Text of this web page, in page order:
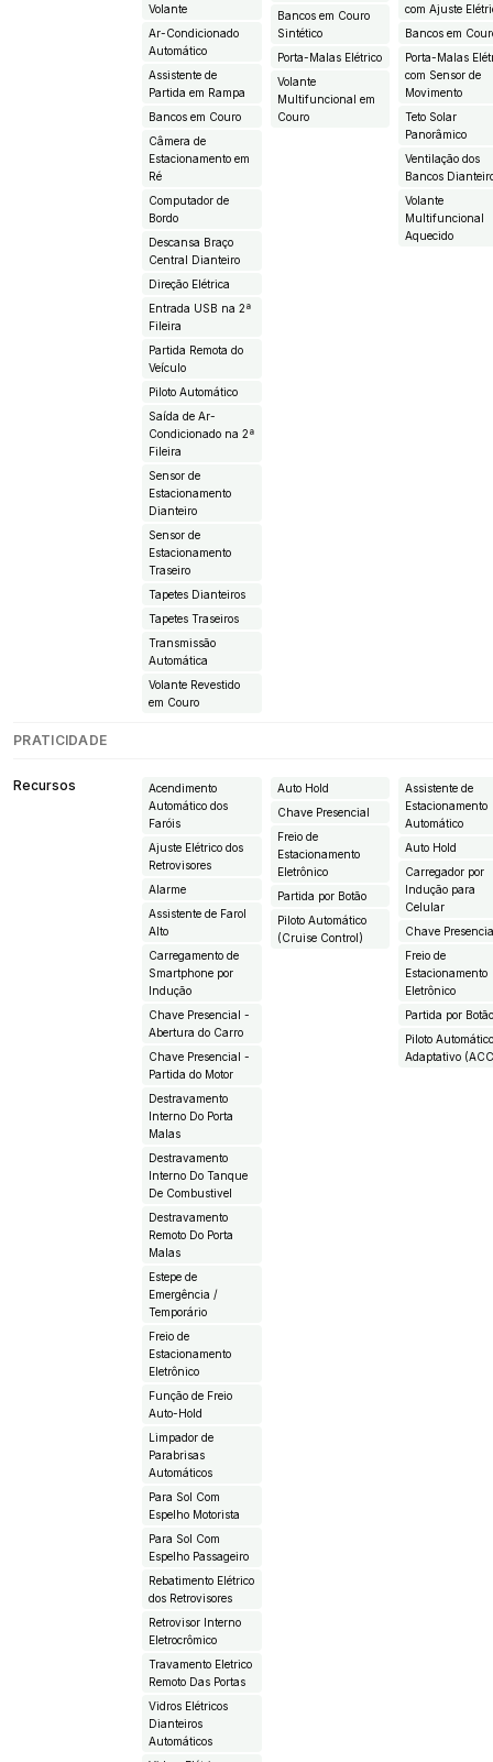
Volante
Ar-Condicionado
Automático
Assistente de
Partida em Rampa
Bancos em Couro
Câmera de
Estacionamento em
Ré
Computador de
Bordo
Descansa Braço
Central Dianteiro
Direção Elétrica
Entrada USB na 2ª
Fileira
Partida Remota do
Veículo
Piloto Automático
Saída de Ar-
Condicionado na 2ª
Fileira
Sensor de
Estacionamento
Dianteiro
Sensor de
Estacionamento
Traseiro
Tapetes Dianteiros
Tapetes Traseiros
Transmissão
Automática
Volante Revestido
em Couro
Bancos em Couro
Sintético
Porta-Malas Elétrico
Volante
Multifuncional em
Couro
com Ajuste
Bancos em
Porta-Malas
com Sensor de
Movimento
Teto Solar
Panorâmico
Ventilação dos
Bancos
Volante
Multifuncional
Aquecido
PRATICIDADE
Recursos
Acendimento
Automático dos
Faróis
Ajuste Elétrico dos
Retrovisores
Alarme
Assistente de Farol
Alto
Carregamento de
Smartphone por
Indução
Chave Presencial -
Abertura do Carro
Chave Presencial -
Partida do Motor
Destravamento
Interno Do Porta
Malas
Destravamento
Interno Do Tanque
De Combustivel
Destravamento
Remoto Do Porta
Malas
Estepe de
Emergência /
Temporário
Freio de
Estacionamento
Eletrônico
Função de Freio
Auto-Hold
Limpador de
Parabrisas
Automáticos
Para Sol Com
Espelho Motorista
Para Sol Com
Espelho Passageiro
Rebatimento Elétrico
dos Retrovisores
Retrovisor Interno
Eletrocrômico
Travamento Eletrico
Remoto Das Portas
Vidros Elétricos
Dianteiros
Automáticos
Auto Hold
Chave Presencial
Freio de
Estacionamento
Eletrônico
Partida por Botão
Piloto Automático
(Cruise Control)
Assistente de
Estacionamento
Automático
Auto Hold
Carregador por
Indução para
Celular
Chave
Freio de
Estacionamento
Eletrônico
Partida por
Piloto
Adaptativo